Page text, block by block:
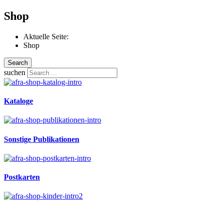
Shop
Aktuelle Seite:
Shop
Search
suchen
Kataloge
Sonstige Publikationen
Postkarten